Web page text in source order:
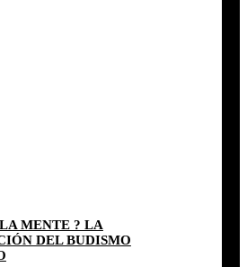
MENTE ? LA
DEL BUDISMO